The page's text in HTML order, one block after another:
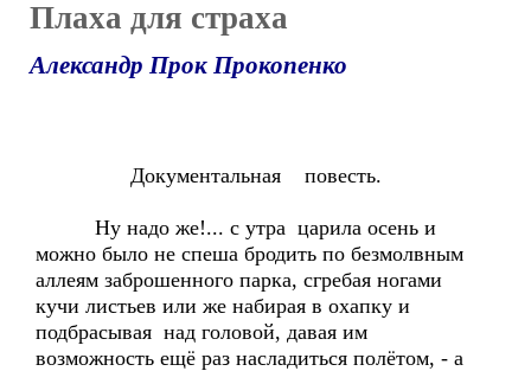
Плаха для страха
Александр Прок Прокопенко
Документальная повесть.
Ну надо же!... с утра царила осень и
можно было не спеша бродить по безмолвным
аллеям заброшенного парка, сгребая ногами
кучи листьев или же набирая в охапку и
подбрасывая над головой, давая им
возможность ещё раз насладиться полётом, - а